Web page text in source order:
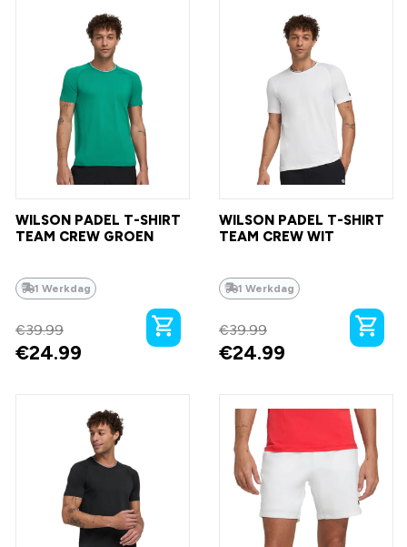
WILSON PADEL T-SHIRT
TEAM CREW GROEN
1 Werkdag
€39.99
€24.99
WILSON PADEL T-SHIRT
TEAM CREW WIT
1 Werkdag
€39.99
€24.99